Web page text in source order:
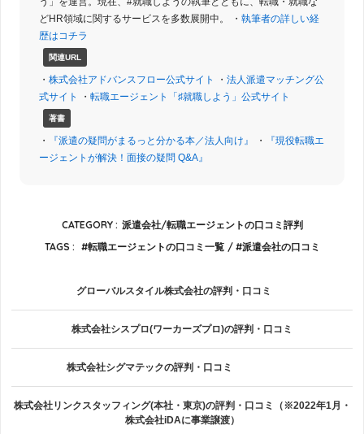
どHR領域に関するサービスを多数展開中。 ・ 執筆者の詳しい経
歴はコチラ
関連URL
・ 株式会社アドバンスフロー公式サイト ・ 法人派遣マッチング公
式サイト
・ 転職エージェント「♯就職しよう」公式サイト
著書
・ 『派遣の疑問がまるっと分かる本／法人向け』 ・
『現役転職エ
ージェントが解決！面接の疑問 Q&A』
CATEGORY : 派遣会社/転職エージェントの口コミ評判
TAGS :
転職エージェントの口コミ一覧 派遣会社の口コミ
グローバルスタイル株式会社の評判・口コミ
株式会社シスプロ(ワーカーズプロ)の評判・口コミ
株式会社シグマテックの評判・口コミ
株式会社リンクスタッフィング(本社・東京)の評判・口コミ（※2022年1月・
株式会社iDAに事業譲渡）